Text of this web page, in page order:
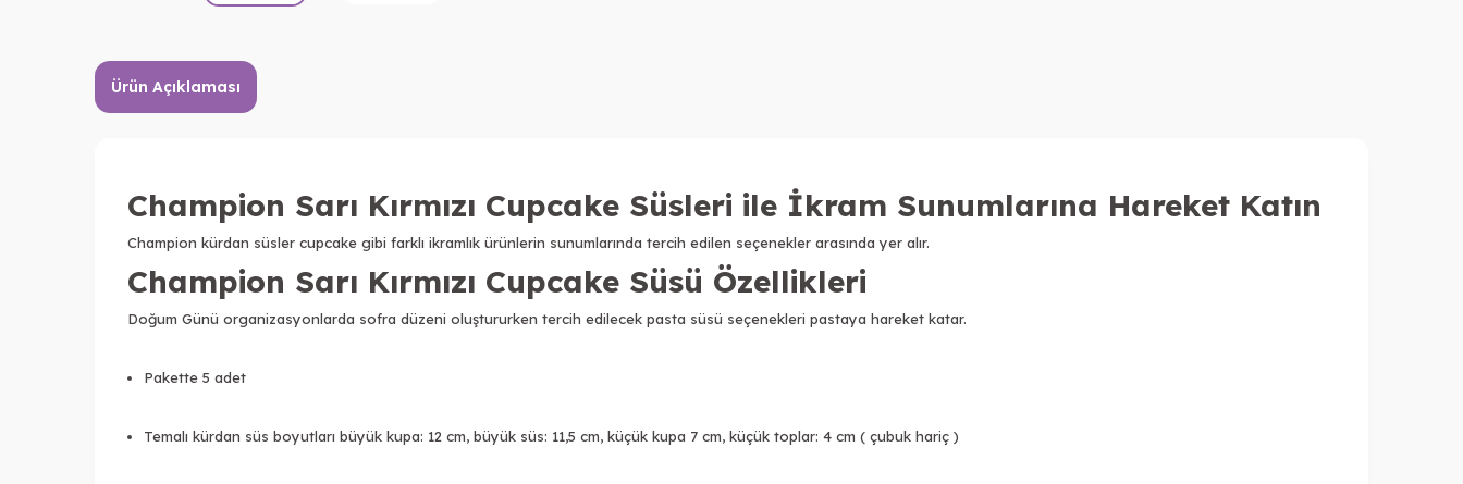
Ürün Açıklaması
Champion Sarı Kırmızı Cupcake Süsleri ile İkram Sunumlarına Hareket Katın
Champion kürdan süsler cupcake gibi farklı ikramlık ürünlerin sunumlarında tercih edilen seçenekler arasında yer alır.
Champion Sarı Kırmızı Cupcake Süsü Özellikleri
Doğum Günü organizasyonlarda sofra düzeni oluştururken tercih edilecek pasta süsü seçenekleri pastaya hareket katar.
Pakette 5 adet
Temalı kürdan süs boyutları büyük kupa: 12 cm, büyük süs: 11,5 cm, küçük kupa 7 cm, küçük toplar: 4 cm ( çubuk hariç )